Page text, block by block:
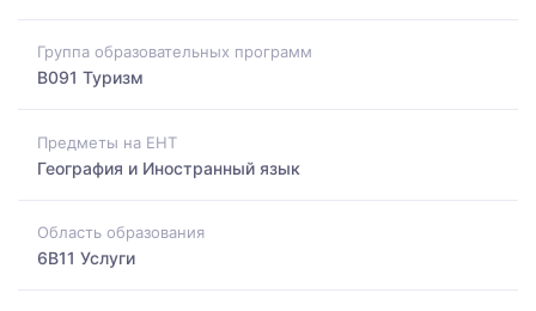
Группа образовательных программ
B091 Туризм
Предметы на ЕНТ
География и Иностранный язык
Область образования
6B11 Услуги